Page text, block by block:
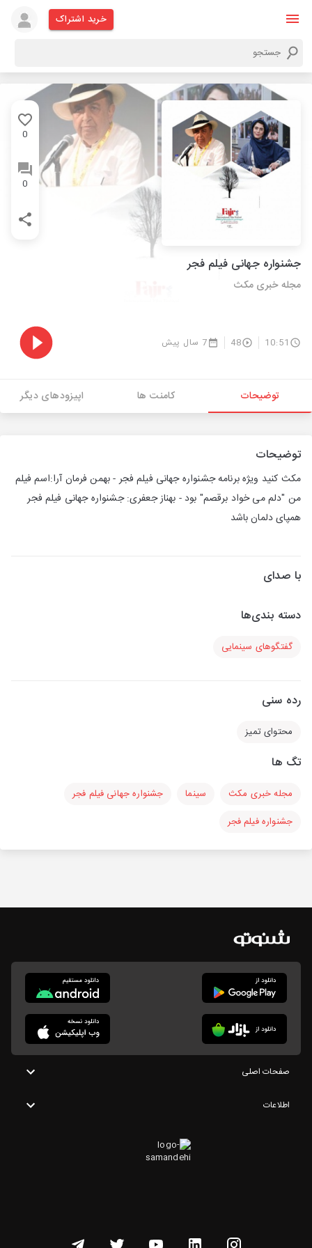
خرید اشتراک
0
0
جشنواره جهانی فیلم فجر
مجله خبری مکث
10:51
48 7 سال پیش
توضیحات کامنت ها اپیزودهای دیگر
توضیحات
مکث کنید ویژه برنامه جشنواره جهانی فیلم فجر - بهمن فرمان آرا:اسم فیلم
من "دلم می خواد برقصم" بود - بهناز جعفری: جشنواره جهانی فیلم فجر
همپای دلمان باشد
با صدای
دسته بندی‌ها
گفتگوهای سینمایی
رده سنی
محتوای تمیز
تگ ها
مجله خبری مکث سینما
جشنواره جهانی فیلم فجر
جشنواره فیلم فجر
صفحات اصلی
اطلاعات